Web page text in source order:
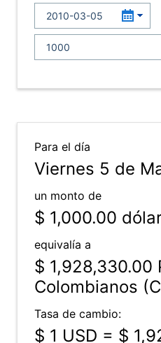
Para el día
Viernes 5 de
un monto de
$ 1,000.00
equivalía a
$ 1,928,330.00
Colombianos
Tasa de cambio:
$ 1 USD = $